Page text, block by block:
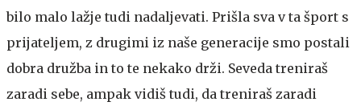
bilo malo lažje tudi nadaljevati. Prišla sva v ta šport s
prijateljem, z drugimi iz naše generacije smo postali
dobra družba in to te nekako drži. Seveda treniraš
zaradi sebe, ampak vidiš tudi, da treniraš zaradi